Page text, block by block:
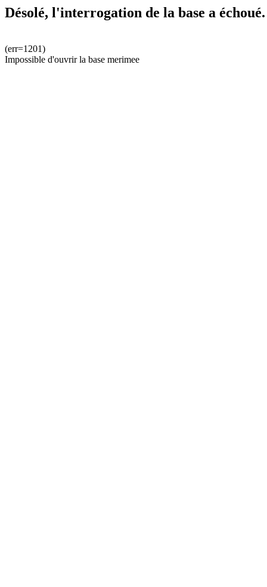
Désolé, l'interrogation de la base a échoué.
(err=1201)
Impossible d'ouvrir la base merimee